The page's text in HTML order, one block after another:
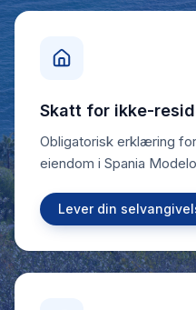
Skatt for ikke-
Obligatorisk erklæring
eiendom i Spania
Lever din